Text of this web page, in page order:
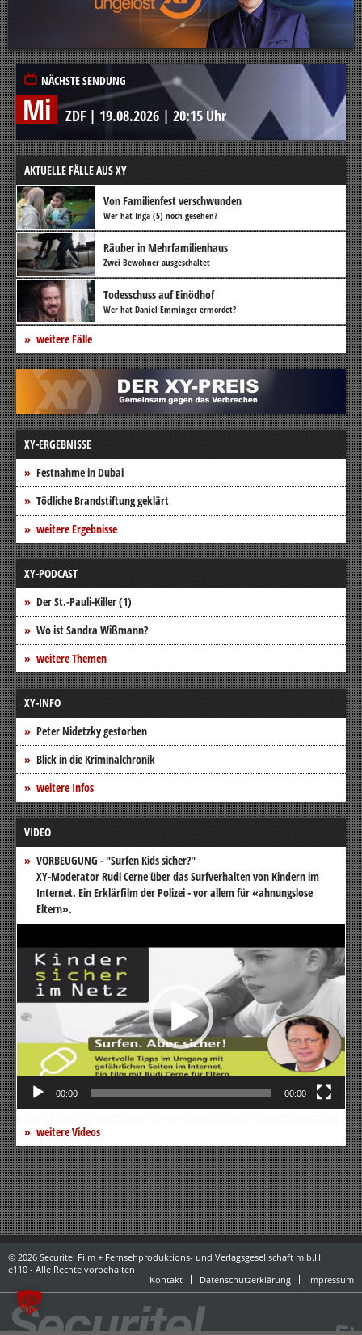
NÄCHSTE SENDUNG
Mi ZDF | 19.08.2026 | 20:15 Uhr
AKTUELLE FÄLLE AUS XY
Von Familienfest verschwunden
Wer hat Inga (5) noch gesehen?
Räuber in Mehrfamilienhaus
Zwei Bewohner ausgeschaltet
Todesschuss auf Einödhof
Wer hat Daniel Emminger ermordet?
weitere Fälle
XY-ERGEBNISSE
Festnahme in Dubai
Tödliche Brandstiftung geklärt
weitere Ergebnisse
XY-PODCAST
Der St.-Pauli-Killer (1)
Wo ist Sandra Wißmann?
weitere Themen
XY-INFO
Peter Nidetzky gestorben
Blick in die Kriminalchronik
weitere Infos
VIDEO
VORBEUGUNG - "Surfen Kids sicher?"
XY-Moderator Rudi Cerne über das Surfverhalten von Kindern im
Internet. Ein Erklärfilm der Polizei - vor allem für «ahnungslose
Eltern».
Video-
00:00 00:00
weitere Videos
© 2026 Securitel Film + Fernsehproduktions- und Verlagsgesellschaft m.b.H.
e110 - Alle Rechte vorbehalten
Kontakt
Datenschutzerklärung Impressum